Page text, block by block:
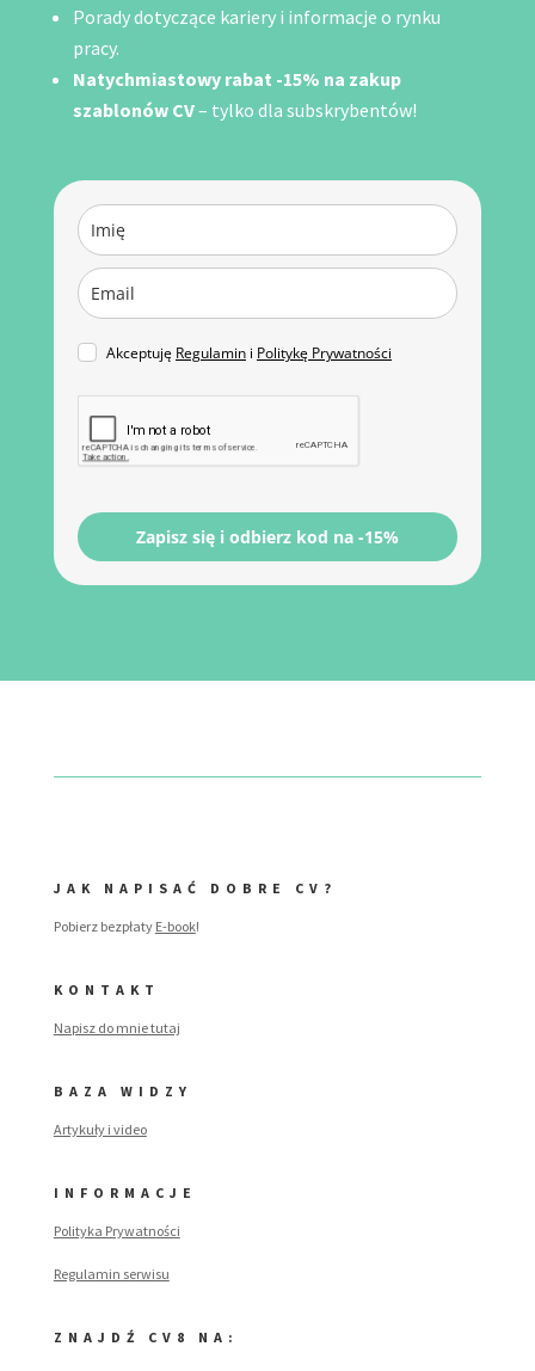
Porady dotyczące kariery i informacje o rynku
pracy.
Natychmiastowy rabat -15% na zakup
szablonów CV– tylko dla subskrybentów!
Akceptuję Regulamini Politykę Prywatności
Zapisz się i odbierz kod na -15%
JAK NAPISAĆ DOBRE CV?
Pobierz bezpłaty E-book!
KONTAKT
Napisz do mnie tutaj
BAZA WIDZY
Artykuły i video
INFORMACJE
Polityka Prywatności
Regulamin serwisu
ZNAJDŹ CV8 NA: